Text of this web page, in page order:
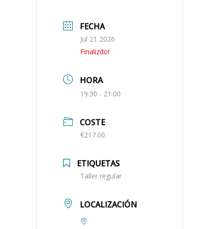
FECHA
Jul 21 2026
Finalizdo!
HORA
19:30 - 21:00
COSTE
€217.00
ETIQUETAS
Taller regular
LOCALIZACIÓN